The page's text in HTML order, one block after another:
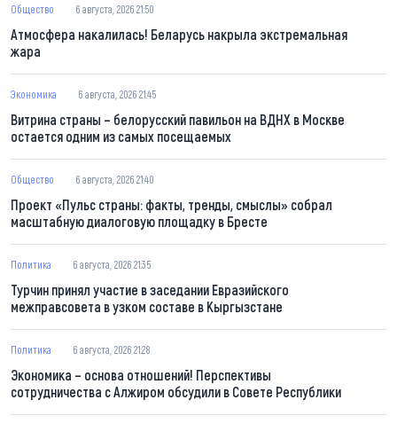
Общество 6 августа, 2026 21:50
Атмосфера накалилась! Беларусь накрыла экстремальная
жара
Экономика 6 августа, 2026 21:45
Витрина страны – белорусский павильон на ВДНХ в Москве
остается одним из самых посещаемых
Общество 6 августа, 2026 21:40
Проект «Пульс страны: факты, тренды, смыслы» собрал
масштабную диалоговую площадку в Бресте
Политика 6 августа, 2026 21:35
Турчин принял участие в заседании Евразийского
межправсовета в узком составе в Кыргызстане
Политика 6 августа, 2026 21:28
Экономика – основа отношений! Перспективы
сотрудничества с Алжиром обсудили в Совете Республики